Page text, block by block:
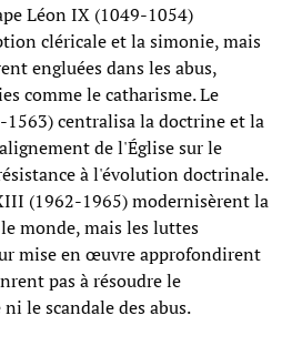
Léon IX (1049-1054)
cléricale et la simonie, mais
engluées dans les abus,
comme le catharisme. Le
centralisa la doctrine et la
de l'Église sur le
à l'évolution doctrinale.
(1962-1965) modernisèrent la
monde, mais les luttes
mise en œuvre approfondirent
pas à résoudre le
le scandale des abus.